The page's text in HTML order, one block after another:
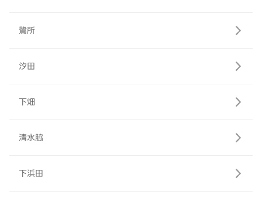
鷺所
汐田
下畑
清水脇
下浜田